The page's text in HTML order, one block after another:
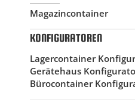
Magazincontainer
KONFIGURATOREN
Lagercontainer
Gerätehaus
Bürocontainer